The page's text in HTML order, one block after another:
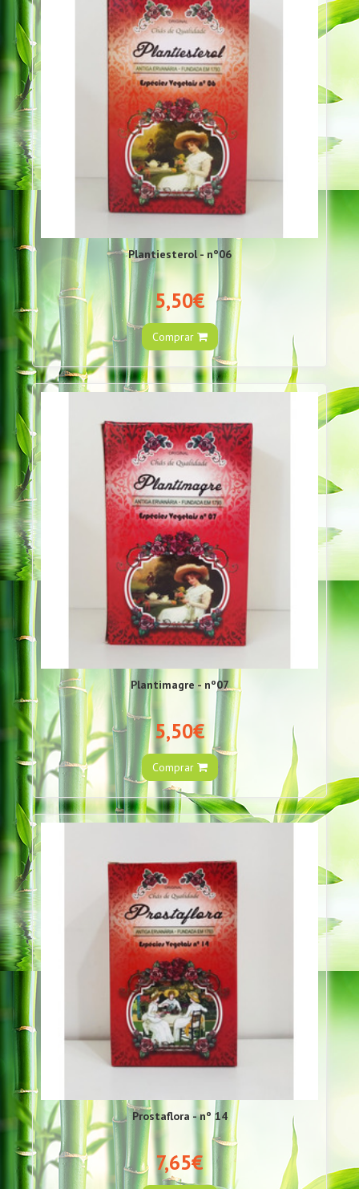
Plantiesterol - nº06
5,50€
Comprar
Plantimagre - nº07
5,50€
Comprar
Prostaflora - nº 14
7,65€